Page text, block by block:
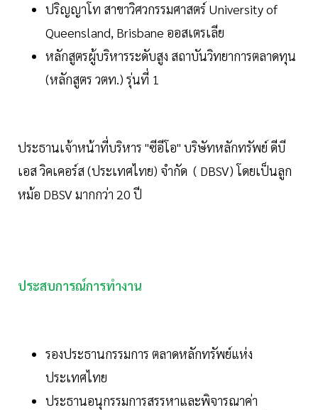
ปริญญาโท สาขาวิศวกรรมศาสตร์ University of
Queensland, Brisbane ออสเตรเลีย
หลักสูตรผู้บริหารระดับสูง สถาบันวิทยาการตลาดทุน
(หลักสูตร วตท.) รุ่นที่ 1
ประธานเจ้าหน้าที่บริหาร "ซีอีโอ" บริษัทหลักทรัพย์ ดีบี
เอส วิคเคอร์ส (ประเทศไทย) จำกัด ( DBSV) โดยเป็นลูก
หม้อ DBSV มากกว่า 20 ปี
ประสบการณ์การทำงาน
รองประธานกรรมการ ตลาดหลักทรัพย์แห่ง
ประเทศไทย
ประธานอนุกรรมการสรรหาและพิจารณาค่า